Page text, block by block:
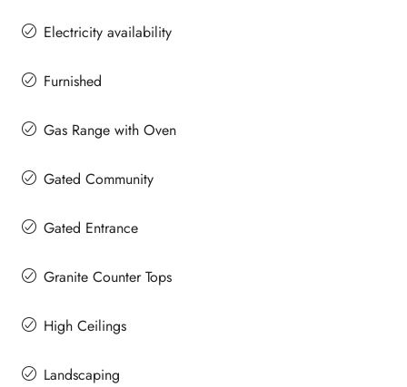
Electricity availability
Furnished
Gas Range with Oven
Gated Community
Gated Entrance
Granite Counter Tops
High Ceilings
Landscaping